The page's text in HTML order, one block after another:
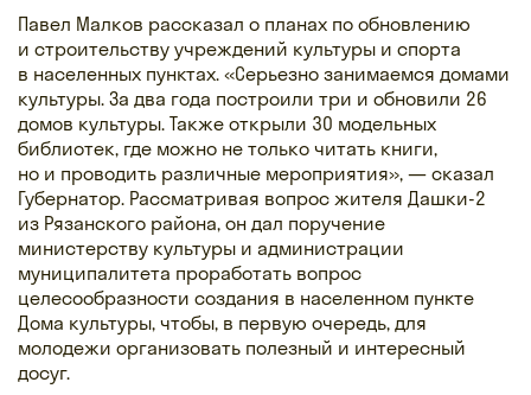
Павел Малков рассказал о планах по обновлению
и строительству учреждений культуры и спорта
в населенных пунктах. «Серьезно занимаемся домами
культуры. За два года построили три и обновили 26
домов культуры. Также открыли 30 модельных
библиотек, где можно не только читать книги,
но и проводить различные мероприятия», — сказал
Губернатор. Рассматривая вопрос жителя Дашки-2
из Рязанского района, он дал поручение
министерству культуры и администрации
муниципалитета проработать вопрос
целесообразности создания в населенном пункте
Дома культуры, чтобы, в первую очередь, для
молодежи организовать полезный и интересный
досуг.